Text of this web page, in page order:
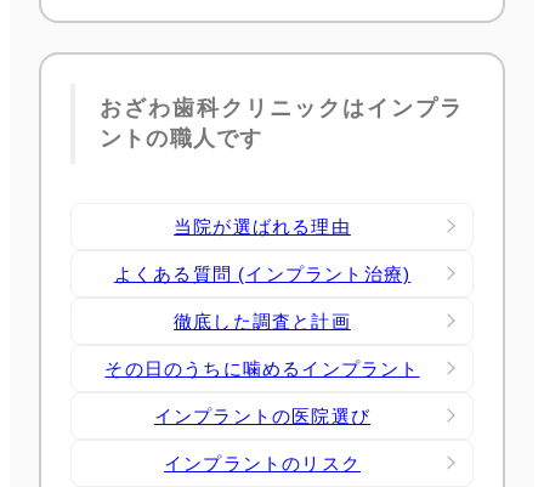
おざわ歯科クリニックはインプラ
ントの職人です
当院が選ばれる理由
よくある質問 (インプラント治療)
徹底した調査と計画
その日のうちに噛めるインプラント
インプラントの医院選び
インプラントのリスク